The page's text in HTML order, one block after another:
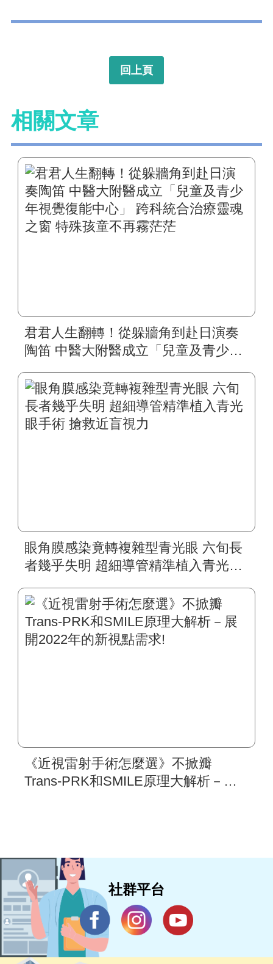
回上頁
相關文章
君君人生翻轉！從躲牆角到赴日演奏
陶笛 中醫大附醫成立「兒童及青少年
窗 特殊孩童不再霧茫茫
眼角膜感染竟轉複雜型青光眼 六旬長
者幾乎失明 超細導管精準植入青光眼
《近視雷射手術怎麼選》不掀瓣
Trans-PRK和SMILE原理大解析－展
社群平台